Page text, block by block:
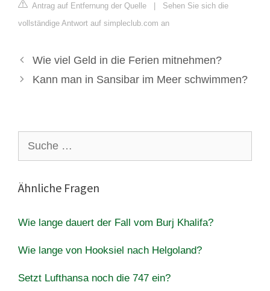
Antrag auf Entfernung der Quelle | Sehen Sie sich die
vollständige Antwort auf simpleclub.com an
Wie viel Geld in die Ferien mitnehmen?
Kann man in Sansibar im Meer schwimmen?
nach:
Ähnliche Fragen
Wie lange dauert der Fall vom Burj Khalifa?
Wie lange von Hooksiel nach Helgoland?
Setzt Lufthansa noch die 747 ein?